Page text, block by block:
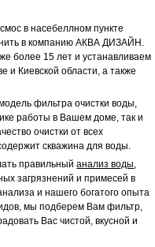
в насебеллном пункте
в компанию АКВА ДИЗАЙН.
более 15 лет и устанавливаем
и Киевской области, а также
фильтра очистки воды,
работы в Вашем доме, так и
очистки от всех
скважина для воды.
правильныйанализ воды,
загрязнений и примесей в
и нашего богатого опыта
мы подберем Вам фильтр,
Вас чистой, вкусной и